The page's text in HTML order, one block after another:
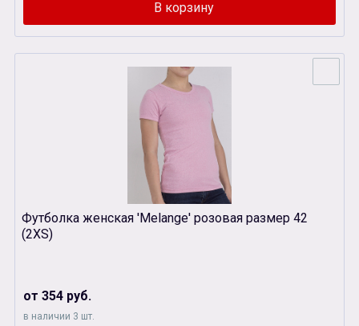
Футболка женская 'Melange' розовая размер 42
(2XS)
от 354 руб.
в наличии 3 шт.